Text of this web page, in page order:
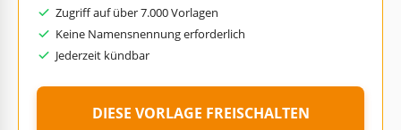
Zugriff auf über 7.000 Vorlagen
Keine Namensnennung erforderlich
Jederzeit kündbar
DIESE VORLAGE FREISCHALTEN